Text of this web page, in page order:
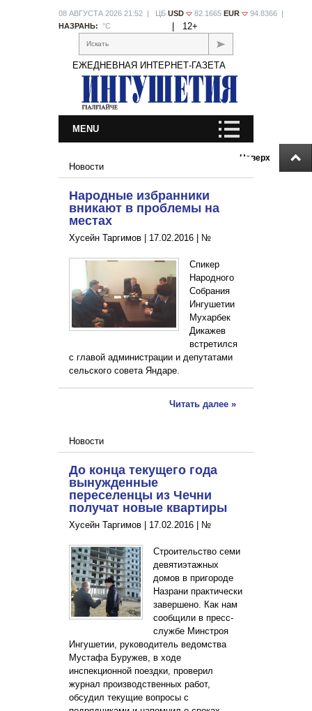
Наверх
08 АВГУСТА 2026 21:52 | ЦБ USD 82.1665 EUR
94.8366 |
НАЗРАНЬ: °С 12+
Искать
ЕЖЕДНЕВНАЯ ИНТЕРНЕТ-ГАЗЕТА
MENU
Новости
Народные избранники
вникают в проблемы на
местах
Хусейн Таргимов | 17.02.2016 №
Спикер
Народного
Собрания
Ингушетии
Мухарбек
Дикажев
встретился
с главой администрации и депутатами
сельского совета Яндаре.
Читать далее »
Новости
До конца текущего года
вынужденные
переселенцы из Чечни
получат новые квартиры
Хусейн Таргимов | 17.02.2016 №
Строительство семи
девятиэтажных
домов в пригороде
Назрани практически
завершено. Как нам
сообщили в пресс-
службе Минстроя
Ингушетии, руководитель ведомства
Мустафа Буружев, в ходе
инспекционной поездки, проверил
журнал производственных работ,
обсудил текущие вопросы с